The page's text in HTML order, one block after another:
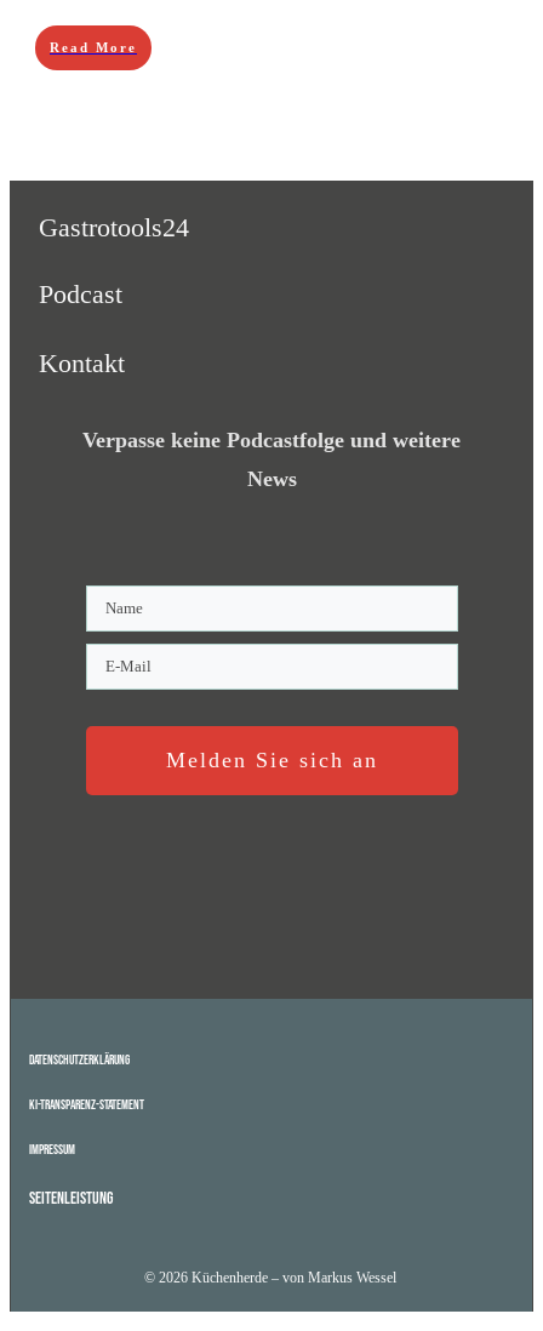
Read More
Gastrotools24
Podcast
Kontakt
Verpasse keine Podcastfolge und weitere
News
Melden Sie sich an
Datenschutzerklärung
KI-Transparenz-Statement
Impressum
Seitenleistung
© 2026 Küchenherde – von Markus Wessel